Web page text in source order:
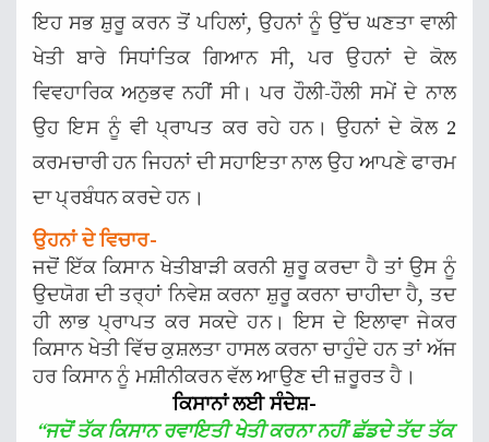
ਇਹ ਸਭ ਸ਼ੁਰੂ ਕਰਨ ਤੋਂ ਪਹਿਲਾਂ, ਉਹਨਾਂ ਨੂੰ ਉੱਚ ਘਣਤਾ ਵਾਲੀ
ਖੇਤੀ ਬਾਰੇ ਸਿਧਾਂਤਿਕ ਗਿਆਨ ਸੀ, ਪਰ ਉਹਨਾਂ ਦੇ ਕੋਲ
ਵਿਵਹਾਰਿਕ ਅਨੁਭਵ ਨਹੀਂ ਸੀ। ਪਰ ਹੌਲੀ-ਹੌਲੀ ਸਮੇਂ ਦੇ ਨਾਲ
ਉਹ ਇਸ ਨੂੰ ਵੀ ਪ੍ਰਾਪਤ ਕਰ ਰਹੇ ਹਨ। ਉਹਨਾਂ ਦੇ ਕੋਲ 2
ਕਰਮਚਾਰੀ ਹਨ ਜਿਹਨਾਂ ਦੀ ਸਹਾਇਤਾ ਨਾਲ ਉਹ ਆਪਣੇ ਫਾਰਮ
ਦਾ ਪ੍ਰਬੰਧਨ ਕਰਦੇ ਹਨ।
ਉਹਨਾਂ ਦੇ ਵਿਚਾਰ-
ਜਦੋਂ ਇੱਕ ਕਿਸਾਨ ਖੇਤੀਬਾੜੀ ਕਰਨੀ ਸ਼ੁਰੂ ਕਰਦਾ ਹੈ ਤਾਂ ਉਸ ਨੂੰ
ਉਦਯੋਗ ਦੀ ਤਰ੍ਹਾਂ ਨਿਵੇਸ਼ ਕਰਨਾ ਸ਼ੁਰੂ ਕਰਨਾ ਚਾਹੀਦਾ ਹੈ, ਤਦ
ਹੀ ਲਾਭ ਪ੍ਰਾਪਤ ਕਰ ਸਕਦੇ ਹਨ। ਇਸ ਦੇ ਇਲਾਵਾ ਜੇਕਰ
ਕਿਸਾਨ ਖੇਤੀ ਵਿੱਚ ਕੁਸ਼ਲਤਾ ਹਾਸਲ ਕਰਨਾ ਚਾਹੁੰਦੇ ਹਨ ਤਾਂ ਅੱਜ
ਹਰ ਕਿਸਾਨ ਨੂੰ ਮਸ਼ੀਨੀਕਰਨ ਵੱਲ ਆਉਣ ਦੀ ਜ਼ਰੂਰਤ ਹੈ।
ਕਿਸਾਨਾਂ ਲਈ ਸੰਦੇਸ਼-
“ਜਦੋਂ ਤੱਕ ਕਿਸਾਨ ਰਵਾਇਤੀ ਖੇਤੀ ਕਰਨਾ ਨਹੀਂ ਛੱਡਦੇ ਤੱਦ ਤੱਕ